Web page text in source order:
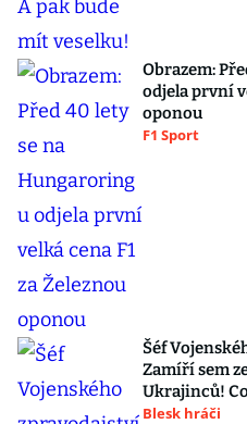
Obrazem:
odjela první
oponou
F1 Sport
Šéf
Zamíří sem
Ukrajinců!
Blesk hráči